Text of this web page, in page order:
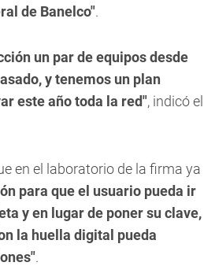
de Banelco".
un par de equipos desde
y tenemos un plan
este año toda la red", indicó el
en el laboratorio de la firma ya
para que el usuario pueda ir
y en lugar de poner su clave,
la huella digital pueda
.